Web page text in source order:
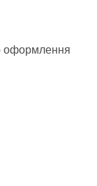
оформлення